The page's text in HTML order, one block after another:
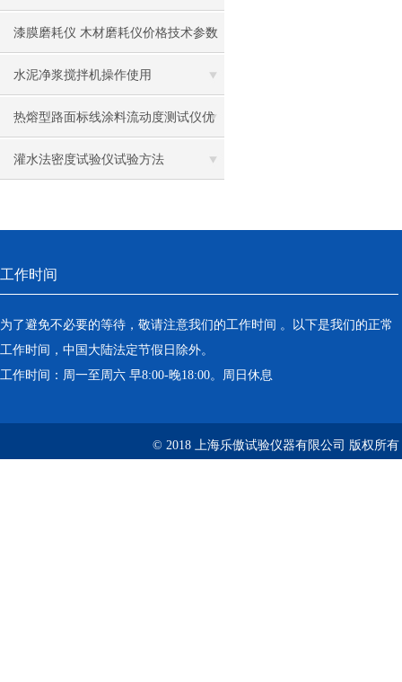
漆膜磨耗仪 木材磨耗仪价格技术参数
水泥净浆搅拌机操作使用
热熔型路面标线涂料流动度测试仪优
势
灌水法密度试验仪试验方法
工作时间
为了避免不必要的等待，敬请注意我们的工作时间 。以下是我们的正常
工作时间，中国大陆法定节假日除外。
工作时间：周一至周六 早8:00-晚18:00。周日休息
© 2018 上海乐傲试验仪器有限公司 版权所